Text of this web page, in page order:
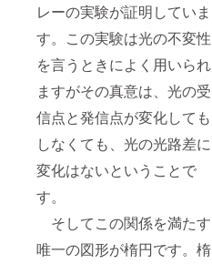
レーの実験が証明していま
す。この実験は光の不変性
を言うときによく用いられ
ますがその真意は、光の受
信点と発信点が変化しても
しなくても、光の光路差に
変化はないということで
す。
そしてこの関係を満たす
唯一の図形が楕円です。楕